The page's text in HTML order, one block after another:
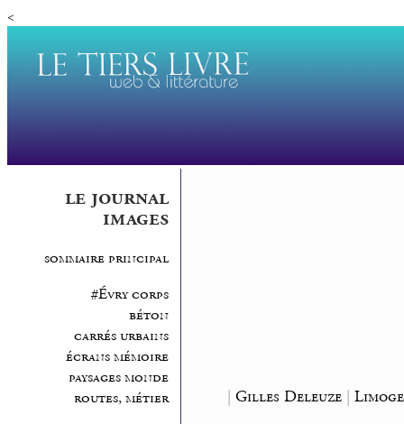
<
le journal
images
sommaire principal
#Évry corps
béton
carrés urbains
écrans mémoire
paysages monde
routes, métier
| Gilles Deleuze|